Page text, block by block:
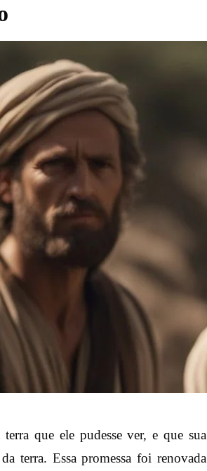
que ele pudesse ver, e que sua
terra. Essa promessa foi renovada